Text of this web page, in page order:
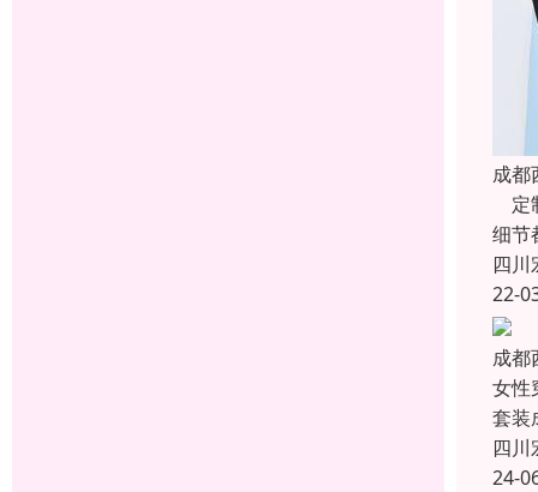
成都
定
细节
四川
22-
成都
女性
套装
四川
24-